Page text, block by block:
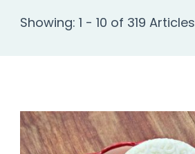
Showing: 1 - 10 of 319 Articles